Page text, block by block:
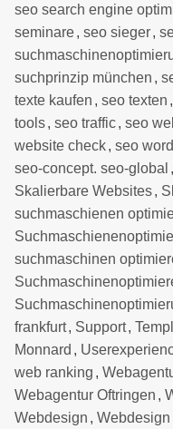
seo search engine
seminare, seo sieger,
suchprinzip münchen ,
texte kaufen , seo texten ,
tools, seo traffic, seo
website check, seo
seo-concept. seo-global ,
Skalierbare Websites,
suchmaschienen
suchmaschinen
frankfurt, Support,
Monnard ,
web ranking ,
Webagentur Oftringen ,
Webdesign , Webdesign